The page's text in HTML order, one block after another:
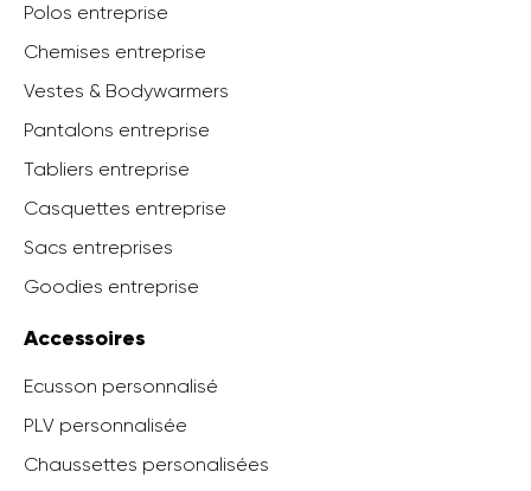
Polos entreprise
Chemises entreprise
Vestes & Bodywarmers
Pantalons entreprise
Tabliers entreprise
Casquettes entreprise
Sacs entreprises
Goodies entreprise
Accessoires
Ecusson personnalisé
PLV personnalisée
Chaussettes personalisées